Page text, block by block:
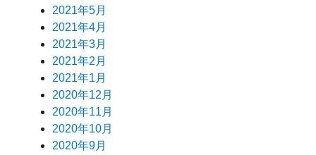
2021年5月
2021年4月
2021年3月
2021年2月
2021年1月
2020年12月
2020年11月
2020年10月
2020年9月